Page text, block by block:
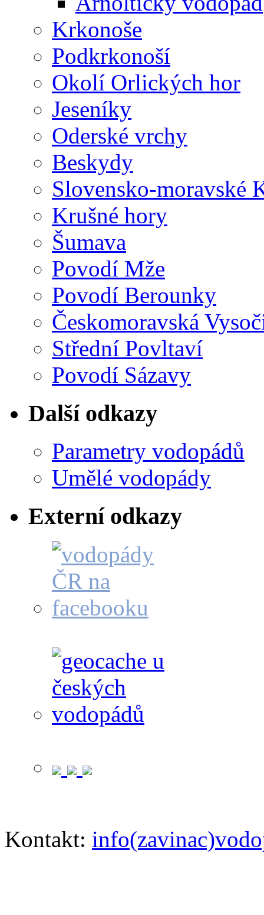
Krkonoše
Podkrkonoší
Okolí Orlických hor
Jeseníky
Oderské vrchy
Beskydy
Slovensko-moravské
Krušné hory
Šumava
Povodí Mže
Povodí Berounky
Českomoravská
Střední Povltaví
Povodí Sázavy
Další odkazy
Parametry vodopádů
Umělé vodopády
Externí odkazy
Kontakt: